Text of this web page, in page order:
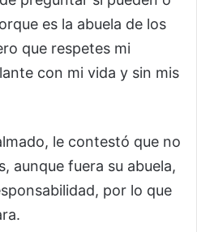
es la abuela de los
que respetes mi
con mi vida y sin mis
le contestó que no
aunque fuera su abuela,
por lo que